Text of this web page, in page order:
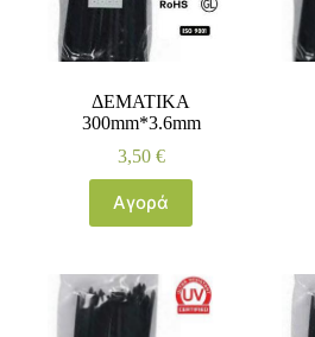
ΔΕΜΑΤΙΚΑ
300mm*3.6mm
3,50 €
Αγορά